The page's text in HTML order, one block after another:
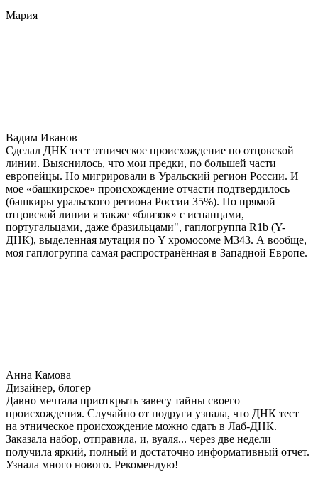
Мария
Вадим Иванов
Сделал ДНК тест этническое происхождение по отцовской
линии. Выяснилось, что мои предки, по большей части
европейцы. Но мигрировали в Уральский регион России. И
мое «башкирское» происхождение отчасти подтвердилось
(башкиры уральского региона России 35%). По прямой
отцовской линии я также «близок» с испанцами,
португальцами, даже бразильцами", гаплогруппа R1b (Y-
ДНК), выделенная мутация по Y хромосоме М343. А вообще,
моя гаплогруппа самая распространённая в Западной Европе.
Анна Камова
Дизайнер, блогер
Давно мечтала приоткрыть завесу тайны своего
происхождения. Случайно от подруги узнала, что ДНК тест
на этническое происхождение можно сдать в Лаб-ДНК.
Заказала набор, отправила, и, вуаля... через две недели
получила яркий, полный и достаточно информативный отчет.
Узнала много нового. Рекомендую!